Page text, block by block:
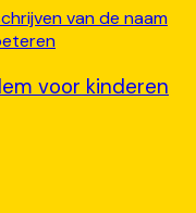
voor kinderen